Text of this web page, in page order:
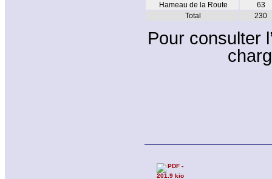
Hameau de la Route
63
Total
230
Pour consulter